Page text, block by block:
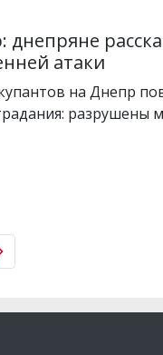
днепряне
атаки
на Днепр
разрушены